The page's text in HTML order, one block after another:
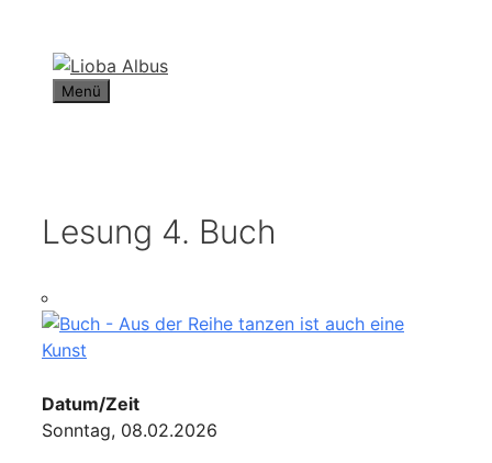
springen
Menü
Lesung 4. Buch
Datum/Zeit
Sonntag, 08.02.2026